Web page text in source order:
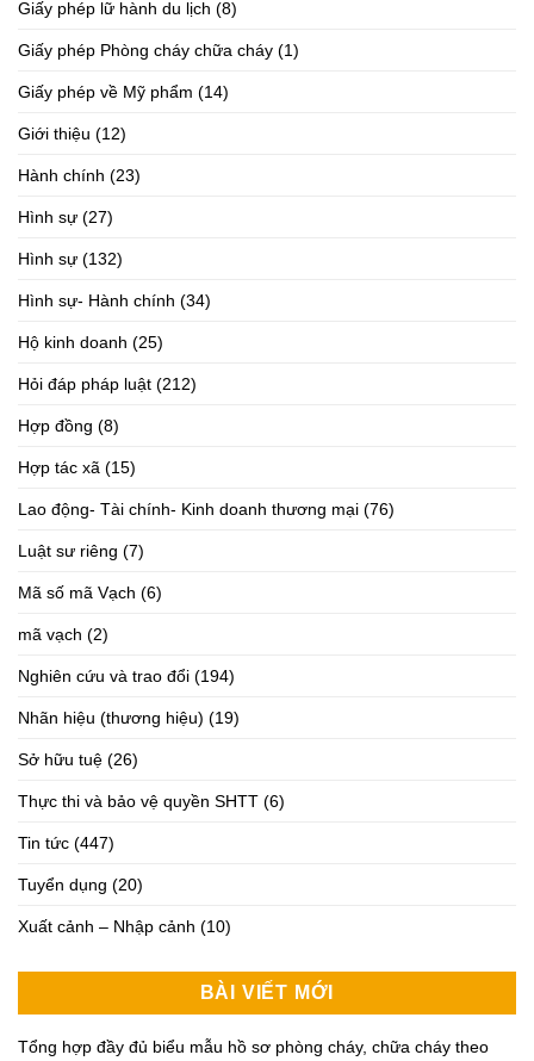
Giấy phép lữ hành du lịch (8)
Giấy phép Phòng cháy chữa cháy (1)
Giấy phép về Mỹ phẩm (14)
Giới thiệu (12)
Hành chính (23)
Hình sự (27)
Hình sự (132)
Hình sự- Hành chính (34)
Hộ kinh doanh (25)
Hỏi đáp pháp luật (212)
Hợp đồng (8)
Hợp tác xã (15)
Lao động- Tài chính- Kinh doanh thương mại (76)
Luật sư riêng (7)
Mã số mã Vạch (6)
mã vạch (2)
Nghiên cứu và trao đổi (194)
Nhãn hiệu (thương hiệu) (19)
Sở hữu tuệ (26)
Thực thi và bảo vệ quyền SHTT (6)
Tin tức (447)
Tuyển dụng (20)
Xuất cảnh – Nhập cảnh (10)
BÀI VIẾT MỚI
Tổng hợp đầy đủ biểu mẫu hồ sơ phòng cháy, chữa cháy theo